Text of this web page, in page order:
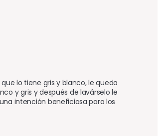
lo tiene gris y blanco, le queda
y gris y después de lavárselo le
intención beneficiosa para los